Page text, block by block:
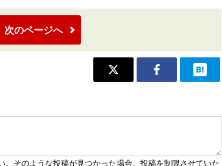
次のページへ